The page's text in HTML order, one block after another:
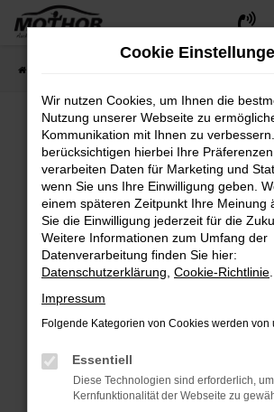
Zum
Fehler: Network Error
Beim Laden ist ein Fehler
Hier sind ein paar Tipps, die dir
Überprüfe deine Firewall und
Internetverbindung.
Suchmaschine?
Manche Erweiterungen, wie
können das Laden bestimmter
verhindern. Funktioniert die Seite
Cookie
Wir nutzen Cookies, um Ihnen die
Nutzung unserer Webseite zu
Kommunikation mit Ihnen zu
berücksichtigen hierbei Ihre
verarbeiten Daten für Marketing und
wenn Sie uns Ihre Einwilligung geben.
einem späteren Zeitpunkt Ihre Meinung
Sie die Einwilligung jederzeit für die
Weitere Informationen zum Umfang der
Datenverarbeitung finden Sie hier:
Datenschutzerklärung Cookie-Richtlinie
Impressum
Folgende Kategorien von Cookies werden von
Essentiell
Diese Technologien sind erforderlich,
Kernfunktionalität der Webseite zu